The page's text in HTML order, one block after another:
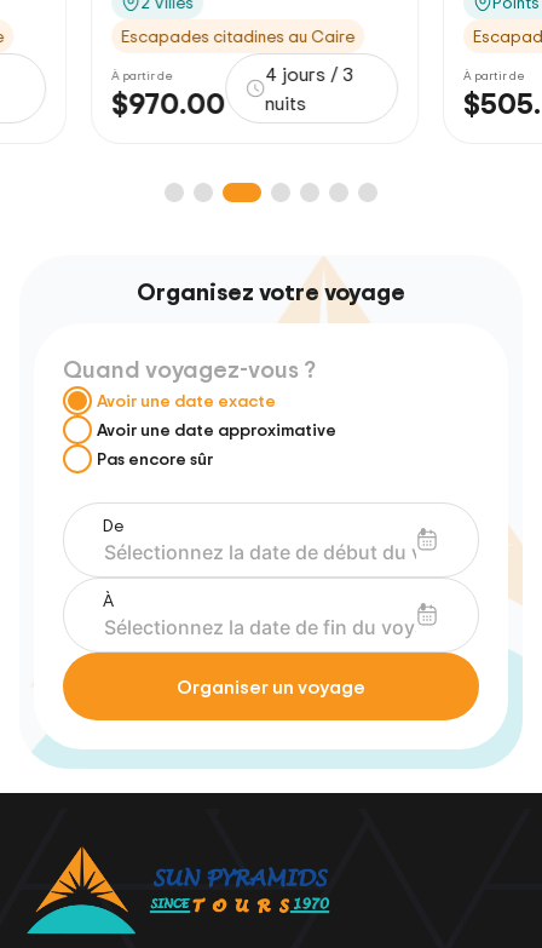
Escapades citadines au Caire
À partir de
$970.00
4 jours / 3
nuits
Escapades
À partir de
$505.00
Organisez votre voyage
Quand voyagez-vous ?
Avoir une date exacte
Avoir une date approximative
Pas encore sûr
De
À
Organiser un voyage